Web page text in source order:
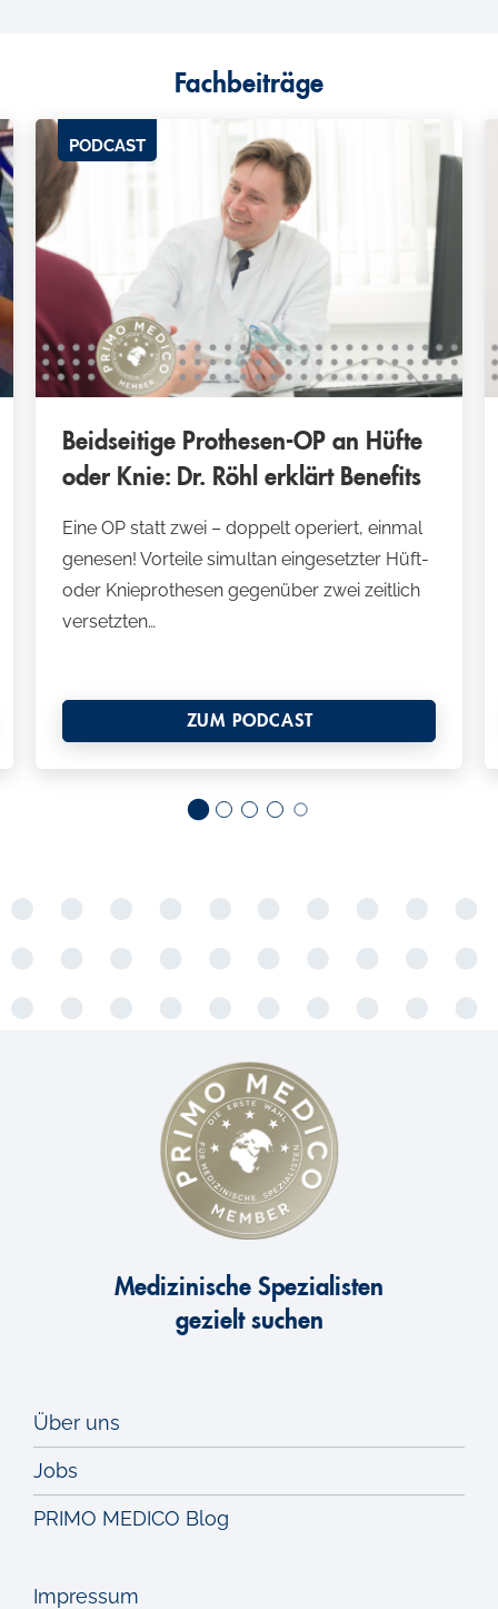
Fachbeiträge
PODCAST
Beidseitige Prothesen-OP an Hüfte
oder Knie: Dr. Röhl erklärt Benefits
Eine OP statt zwei – doppelt operiert, einmal
genesen! Vorteile simultan eingesetzter Hüft-
oder Knieprothesen gegenüber zwei zeitlich
versetzten…
ZUM PODCAST
Medizinische Spezialisten
gezielt suchen
Über uns
Jobs
PRIMO MEDICO Blog
Impressum